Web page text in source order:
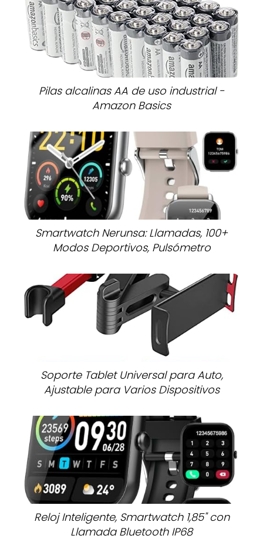
Pilas alcalinas AA de uso industrial -
Amazon Basics
Smartwatch Nerunsa: Llamadas, 100+
Modos Deportivos, Pulsómetro
Soporte Tablet Universal para Auto,
Ajustable para Varios Dispositivos
Reloj Inteligente, Smartwatch 1,85" con
Llamada Bluetooth IP68